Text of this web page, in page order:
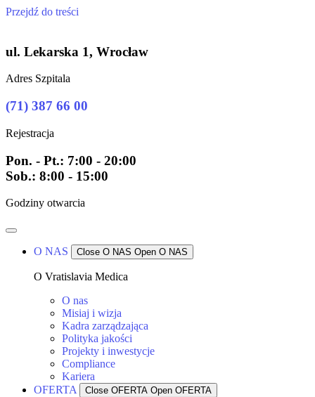
Przejdź do treści
ul. Lekarska 1, Wrocław
Adres Szpitala
(71) 387 66 00
Rejestracja
Pon. - Pt.: 7:00 - 20:00
Sob.: 8:00 - 15:00
Godziny otwarcia
O NAS Close O NAS Open O NAS
O Vratislavia Medica
O nas
Misiaj i wizja
Kadra zarządzająca
Polityka jakości
Projekty i inwestycje
Compliance
Kariera
OFERTA
Close OFERTA Open OFERTA